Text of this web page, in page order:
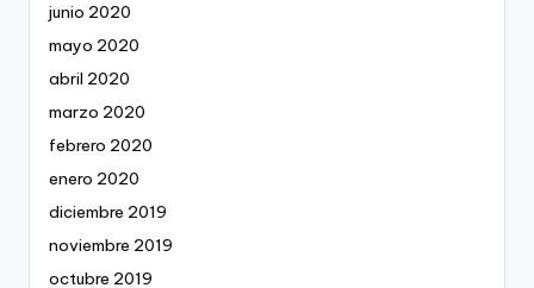
junio 2020
mayo 2020
abril 2020
marzo 2020
febrero 2020
enero 2020
diciembre 2019
noviembre 2019
octubre 2019